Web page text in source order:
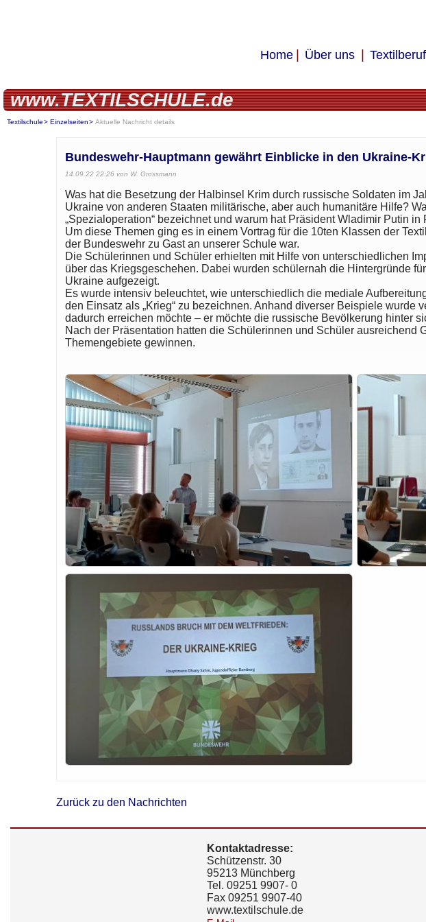
Home Über uns
www.TEXTILSCHULE.de
Textilschule Einzelseiten Aktuelle Nachricht details
Bundeswehr-Hauptmann gewährt Einblicke in den Ukraine-
14.09.22 22:26 von W. Grossmann
Was hat die Besetzung der Halbinsel Krim durch russische Soldaten im
Ukraine von anderen Staaten militärische, aber auch humanitäre Hilfe?
„Spezialoperation“ bezeichnet und warum hat Präsident Wladimir Putin
Um diese Themen ging es in einem Vortrag für die 10ten Klassen der
der Bundeswehr zu Gast an unserer Schule war.
Die Schülerinnen und Schüler erhielten mit Hilfe von unterschiedlichen
über das Kriegsgeschehen. Dabei wurden schülernah die Hintergründe
Ukraine aufgezeigt.
Es wurde intensiv beleuchtet, wie unterschiedlich die mediale
den Einsatz als „Krieg“ zu bezeichnen. Anhand diverser Beispiele
dadurch erreichen möchte – er möchte die russische Bevölkerung hinter
Nach der Präsentation hatten die Schülerinnen und Schüler
Themengebiete gewinnen.
Zurück zu den Nachrichten
Kontaktadresse:
Schützenstr. 30
95213 Münchberg
Tel. 09251 9907- 0
Fax 09251 9907-40
www.textilschule.de